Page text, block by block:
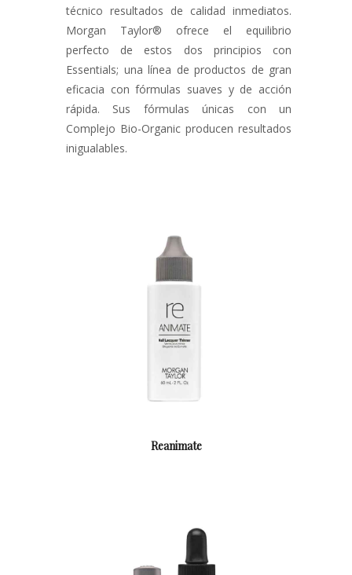
técnico resultados de calidad inmediatos.
Morgan Taylor® ofrece el equilibrio
perfecto de estos dos principios con
Essentials; una línea de productos de gran
eficacia con fórmulas suaves y de acción
rápida. Sus fórmulas únicas con un
Complejo Bio-Organic producen resultados
inigualables.
Reanimate